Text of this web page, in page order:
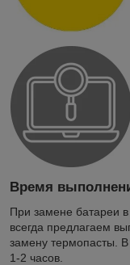
Время
При замене батареи
всегда предлагаем
замену термопасты.
1-2 часов.